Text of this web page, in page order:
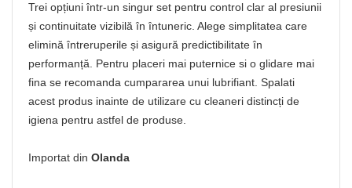
Trei opțiuni într-un singur set pentru control clar al presiunii
și continuitate vizibilă în întuneric. Alege simplitatea care
elimină întreruperile și asigură predictibilitate în
performanță. Pentru placeri mai puternice si o glidare mai
fina se recomanda cumpararea unui lubrifiant. Spalati
acest produs inainte de utilizare cu cleaneri distincți de
igiena pentru astfel de produse.
Importat din Olanda